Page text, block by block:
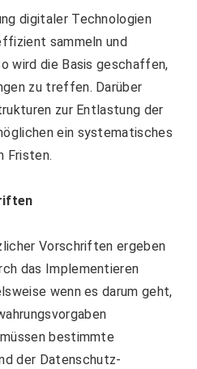
digitaler Technologien
sammeln und
wird die Basis geschaffen,
zu treffen. Darüber
zur Entlastung der
ein systematisches
Fristen.
Vorschriften ergeben
das Implementieren
wenn es darum geht,
bestimmte
der Datenschutz-